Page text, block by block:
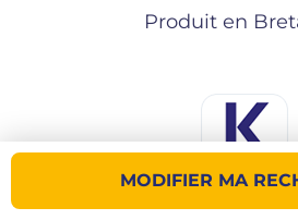
MODIFIER MA
Produit en